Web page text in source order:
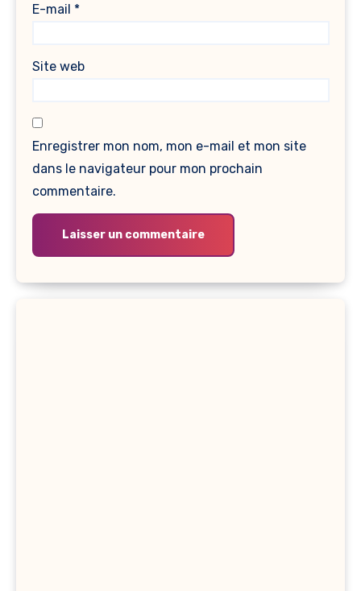
E-mail *
Site web
Enregistrer mon nom, mon e-mail et mon site
dans le navigateur pour mon prochain
commentaire.